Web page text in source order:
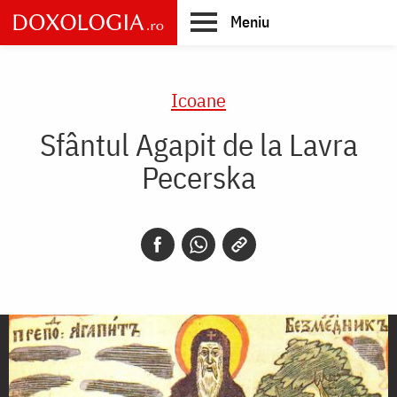
Skip
to
main
Meniu
Icoane
Sfântul Agapit de la Lavra
Pecerska